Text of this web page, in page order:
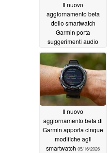
Il nuovo
aggiornamento beta
dello smartwatch
Garmin porta
suggerimenti audio
05/19/2026
Il nuovo
aggiornamento beta di
Garmin apporta cinque
modifiche agli
smartwatch 05/16/2026